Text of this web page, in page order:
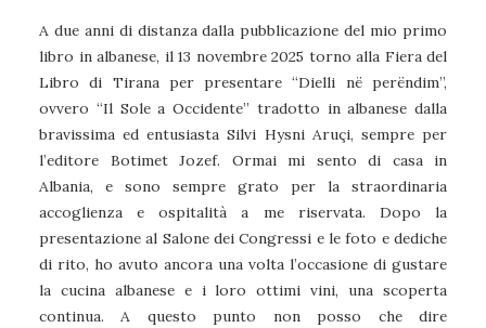
A due anni di distanza dalla pubblicazione del mio primo
libro in albanese, il 13 novembre 2025 torno alla Fiera del
Libro di Tirana per presentare “Dielli në perëndim”,
ovvero “Il Sole a Occidente” tradotto in albanese dalla
bravissima ed entusiasta Silvi Hysni Aruçi, sempre per
l’editore Botimet Jozef. Ormai mi sento di casa in
Albania, e sono sempre grato per la straordinaria
accoglienza e ospitalità a me riservata. Dopo la
presentazione al Salone dei Congressi e le foto e dediche
di rito, ho avuto ancora una volta l’occasione di gustare
la cucina albanese e i loro ottimi vini, una scoperta
continua. A questo punto non posso che dire